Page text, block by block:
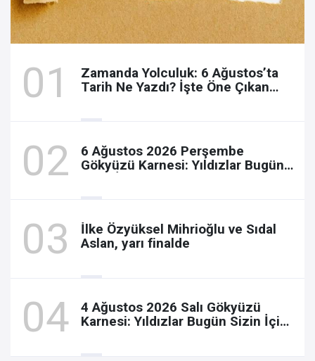
Zamanda Yolculuk: 6 Ağustos’ta
Tarih Ne Yazdı? İşte Öne Çıkan
6 Ağustos 2026 Perşembe
Gökyüzü Karnesi: Yıldızlar Bugün
İlke Özyüksel Mihrioğlu ve Sıdal
Aslan, yarı finalde
4 Ağustos 2026 Salı Gökyüzü
Karnesi: Yıldızlar Bugün Sizin İçin